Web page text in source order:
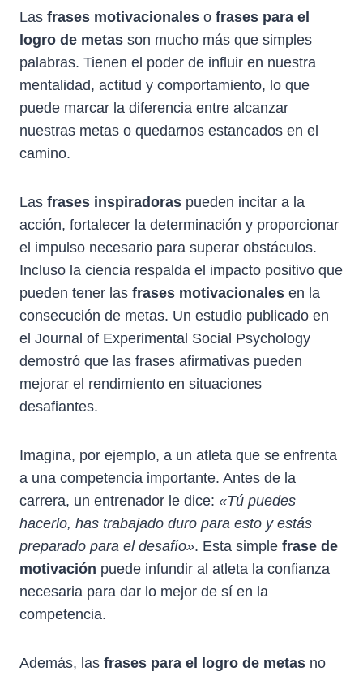
Las frases motivacionales o frases para el
logro de metas son mucho más que simples
palabras. Tienen el poder de influir en nuestra
mentalidad, actitud y comportamiento, lo que
puede marcar la diferencia entre alcanzar
nuestras metas o quedarnos estancados en el
camino.
Las frases inspiradoras pueden incitar a la
acción, fortalecer la determinación y proporcionar
el impulso necesario para superar obstáculos.
Incluso la ciencia respalda el impacto positivo que
pueden tener las frases motivacionales en la
consecución de metas. Un estudio publicado en
el Journal of Experimental Social Psychology
demostró que las frases afirmativas pueden
mejorar el rendimiento en situaciones
desafiantes.
Imagina, por ejemplo, a un atleta que se enfrenta
a una competencia importante. Antes de la
carrera, un entrenador le dice: «Tú puedes
hacerlo, has trabajado duro para esto y estás
preparado para el desafío». Esta simple frase de
motivación puede infundir al atleta la confianza
necesaria para dar lo mejor de sí en la
competencia.
Además, las frases para el logro de metas no